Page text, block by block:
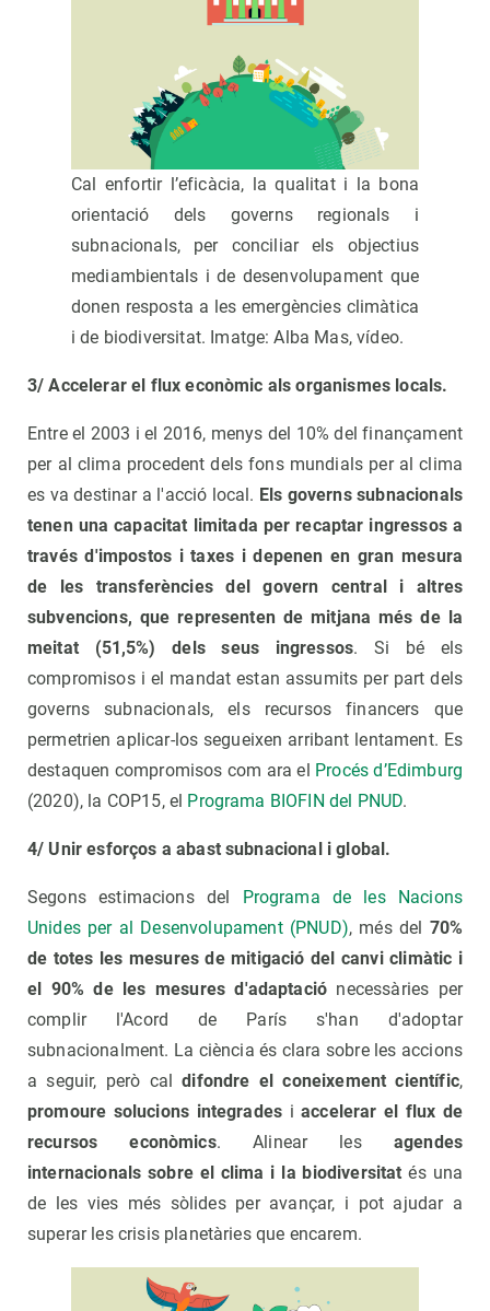
Cal enfortir l’eficàcia, la qualitat i la bona
orientació dels governs regionals i
subnacionals, per conciliar els objectius
mediambientals i de desenvolupament que
donen resposta a les emergències climàtica
i de biodiversitat. Imatge: Alba Mas, vídeo.
3/ Accelerar el flux econòmic als organismes locals.
Entre el 2003 i el 2016, menys del 10% del finançament
per al clima procedent dels fons mundials per al clima
es va destinar a l'acció local. Els governs subnacionals
tenen una capacitat limitada per recaptar ingressos a
través d'impostos i taxes i depenen en gran mesura
de les transferències del govern central i altres
subvencions, que representen de mitjana més de la
meitat (51,5%) dels seus ingressos. Si bé els
compromisos i el mandat estan assumits per part dels
governs subnacionals, els recursos financers que
permetrien aplicar-los segueixen arribant lentament. Es
destaquen compromisos com ara el Procés d’Edimburg
(2020), la COP15, el Programa BIOFIN del PNUD.
4/ Unir esforços a abast subnacional i global.
Segons estimacions del Programa de les Nacions
Unides per al Desenvolupament (PNUD), més del 70%
de totes les mesures de mitigació del canvi climàtic i
el 90% de les mesures d'adaptació necessàries per
complir l'Acord de París s'han d'adoptar
subnacionalment. La ciència és clara sobre les accions
a seguir, però caldifondre el coneixement científic,
promoure solucions integrades i accelerar el flux de
recursos econòmics. Alinear les agendes
internacionals sobre el clima i la biodiversitat és una
de les vies més sòlides per avançar, i pot ajudar a
superar les crisis planetàries que encarem.